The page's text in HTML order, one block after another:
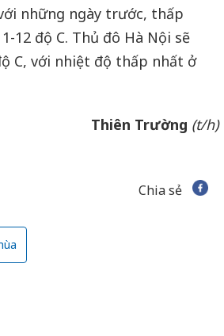
những ngày trước, thấp
12 độ C. Thủ đô Hà Nội sẽ
C, với nhiệt độ thấp nhất ở
Thiên Trường (t/h)
Chia sẻ